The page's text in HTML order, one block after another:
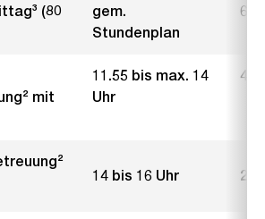
(80
gem.
Stundenplan
6.–
mit
11.55 bis max. 14
Uhr
14 bis 16 Uhr 2.–